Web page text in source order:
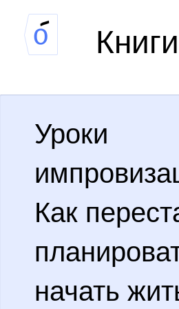
Книги
Уроки
Как
начать